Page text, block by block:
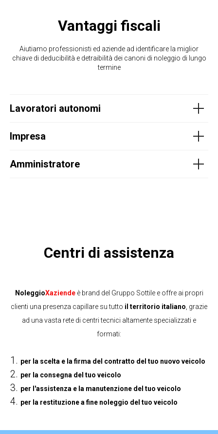
Vantaggi fiscali
Aiutiamo professionisti ed aziende ad identificare la miglior
chiave di deducibilità e detraibilità dei canoni di noleggio di lungo
termine
Lavoratori autonomi
Impresa
Amministratore
Centri di assistenza
NoleggioXaziendeè brand del Gruppo Sottile e offre ai propri
clienti una presenza capillare su tutto il territorio italiano , grazie
ad una vasta rete di centri tecnici altamente specializzati e
formati:
per la scelta e la firma del contratto del tuo nuovo veicolo
per la consegna del tuo veicolo
per l'assistenza e la manutenzione del tuo veicolo
per la restituzione a fine noleggio del tuo veicolo